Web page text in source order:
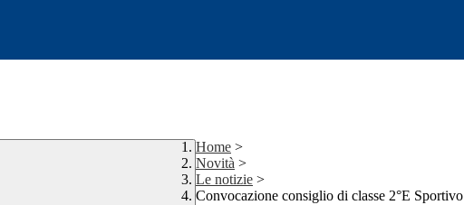
Home >
Novità >
Le notizie >
Convocazione consiglio di classe 2°E Sportivo